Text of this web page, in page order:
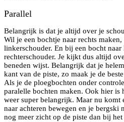
Parallel
Belangrijk is dat je altijd over je
Wil je een bochtje naar rechts
linkerschouder. En bij een bocht
rechterschouder. Je kijkt dus altijd
beneden wijst. Belangrijk dat je
kant van de piste, zo maak je de
Als je de ploegbochten onder
paralelle bochten maken. Ook hier is
weer super belangrijk. Maar nu komt
naar achteren bewegen en je bergski
nog meer zicht op de piste dan bij